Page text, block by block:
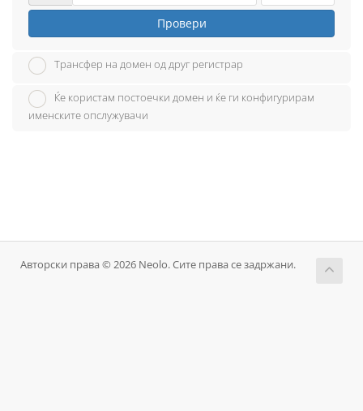
Провери
Трансфер на домен од друг регистрар
Ќе користам постоечки домен и ќе ги конфигурирам
именските опслужувачи
Авторски права © 2026 Neolo. Сите права се задржани.